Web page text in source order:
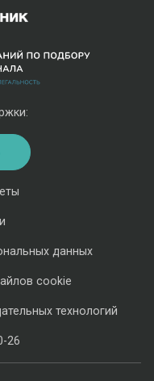
данных
cookie
технологий
26